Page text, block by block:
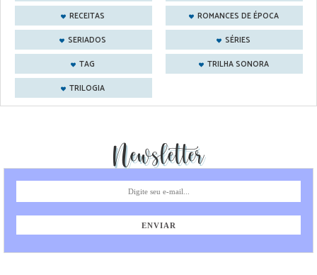
RECEITAS
ROMANCES DE ÉPOCA
SERIADOS
SÉRIES
TAG
TRILHA SONORA
TRILOGIA
Newsletter